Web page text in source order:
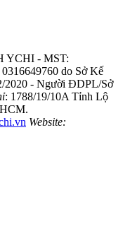
YCHI - MST:
do Sở Kế
2020 - Người ĐDPL/Sở
: 1788/19/10A Tỉnh Lộ
Website: